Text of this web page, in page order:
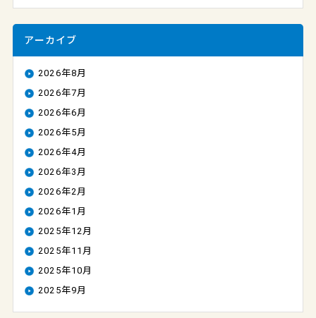
アーカイブ
2026年8月
2026年7月
2026年6月
2026年5月
2026年4月
2026年3月
2026年2月
2026年1月
2025年12月
2025年11月
2025年10月
2025年9月